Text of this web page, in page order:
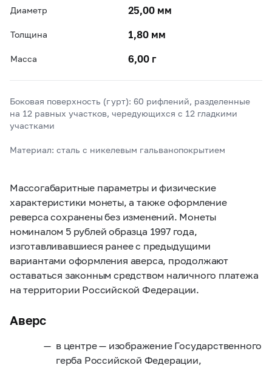
Диаметр 25,00 мм
Толщина 1,80 мм
Масса 6,00 г
Боковая поверхность (гурт): 60 рифлений, разделенные
на 12 равных участков, чередующихся с 12 гладкими
участками
Материал: сталь с никелевым гальванопокрытием
Массогабаритные параметры и физические
характеристики монеты, а также оформление
реверса сохранены без изменений. Монеты
номиналом 5 рублей образца 1997 года,
изготавливавшиеся ранее с предыдущими
вариантами оформления аверса, продолжают
оставаться законным средством наличного платежа
на территории Российской Федерации.
Аверс
в центре — изображение Государственного
герба Российской Федерации,